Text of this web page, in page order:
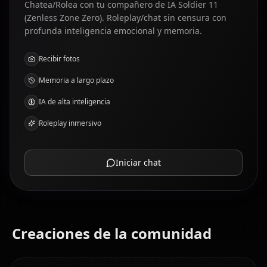
Chatea/Rolea con tu compañero de IA Soldier 11
(Zenless Zone Zero). Roleplay/chat sin censura con
profunda inteligencia emocional y memoria.
Recibir fotos
Memoria a largo plazo
IA de alta inteligencia
Roleplay inmersivo
Iniciar chat
Creaciones de la comunidad